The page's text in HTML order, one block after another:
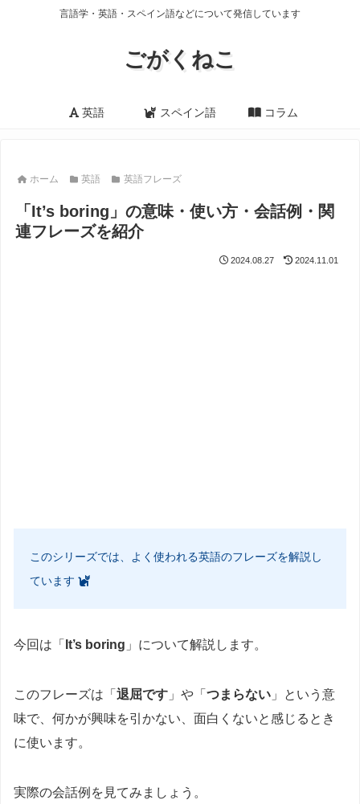
言語学・英語・スペイン語などについて発信しています
ごがくねこ
英語 スペイン語 コラム
ホーム 英語 英語フレーズ
「It’s boring」の意味・使い方・会話例・関
連フレーズを紹介
2024.08.27 2024.11.01
このシリーズでは、よく使われる英語のフレーズを解説し
ています
今回は「 It’s boring 」について解説します。
このフレーズは「 退屈です 」や「 つまらない 」という意
味で、何かが興味を引かない、面白くないと感じるとき
に使います。
実際の会話例を見てみましょう。